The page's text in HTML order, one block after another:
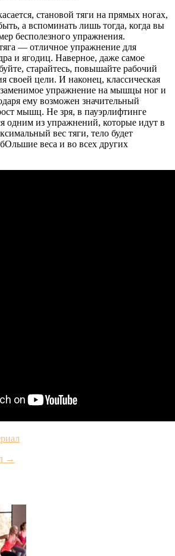
становой тяги на прямых ногах,
а вспоминать лишь тогда, когда вы
бесполезного упражнения.
— отличное упражнение для
и ягодиц. Наверное, даже самое
старайтесь, повышайте рабочий
своей цели. И наконец, классическая
упражнение на мышцы ног и
ему возможен значительный
мышц. Не зря, в пауэрлифтинге
одним из упражнений, которые идут в
вес тяги, тело будет
веса и во всех других
→